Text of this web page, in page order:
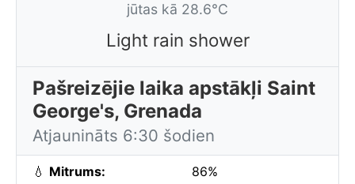
jūtas kā 28.6°C
Light rain shower
Pašreizējie laika apstākļi Saint
George's, Grenada
Atjaunināts 6:30 šodien
💧 Mitrums: 86%